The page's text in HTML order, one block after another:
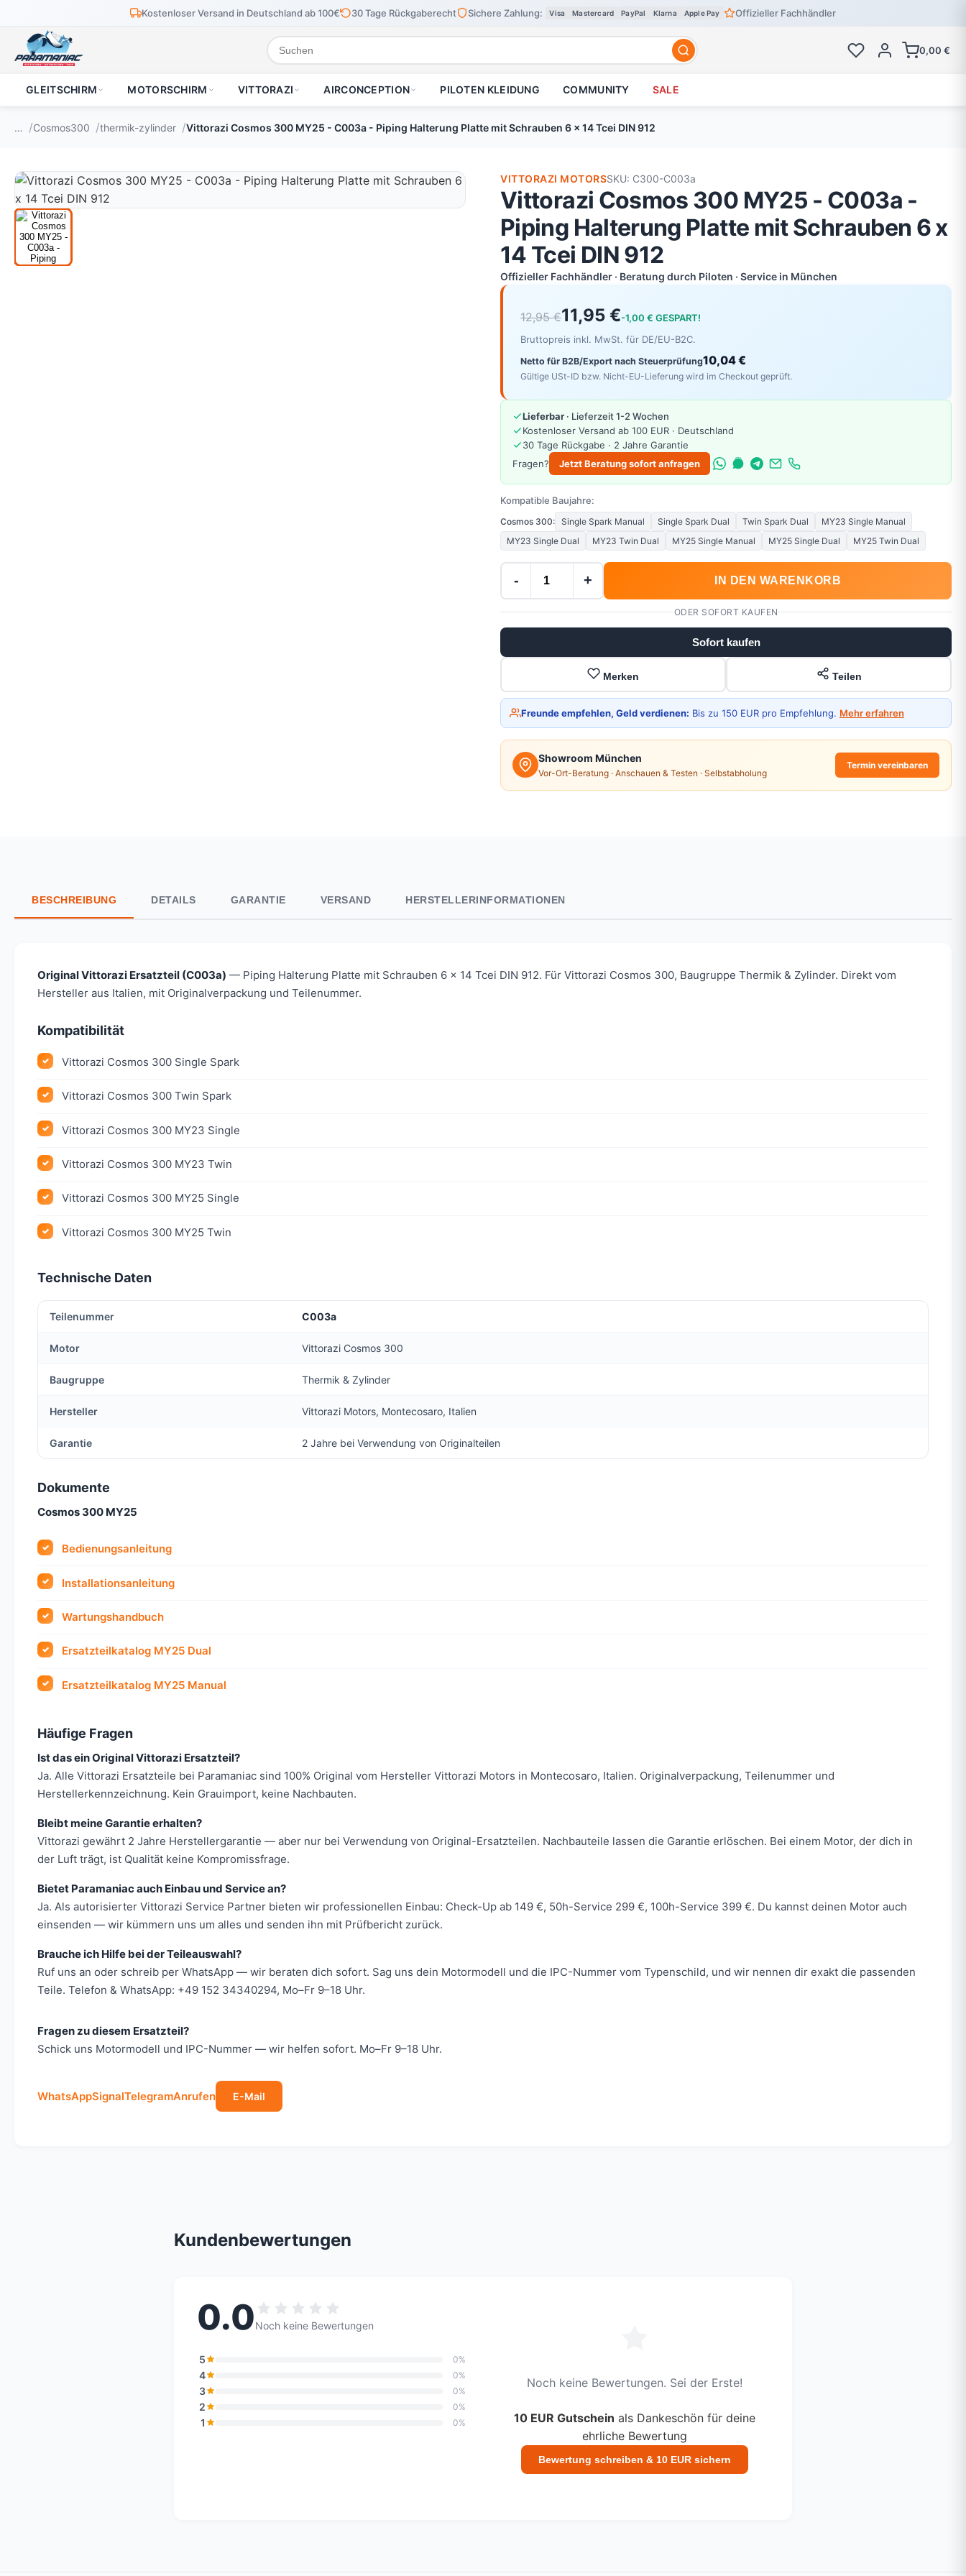
Kostenloser Versand in Deutschland ab 100€ 30 Tage Rückgaberecht Sichere Zahlung: Visa Mastercard PayPal Klarna Apple Pay Offizieller Fachhändler
0,00 €
GLEITSCHIRM MOTORSCHIRM VITTORAZI AIRCONCEPTION PILOTEN KLEIDUNG COMMUNITY SALE
… Cosmos300 thermik-zylinder Vittorazi Cosmos 300 MY25 - C003a - Piping Halterung Platte mit Schrauben 6 x 14 Tcei DIN 912
VITTORAZI MOTORSSKU: C300-C003a
Vittorazi Cosmos 300 MY25 - C003a -
Piping Halterung Platte mit Schrauben 6 x
14 Tcei DIN 912
Offizieller Fachhändler · Beratung durch Piloten · Service in München
12,95 €11,95 €-1,00 € GESPART!
Bruttopreis inkl. MwSt. für DE/EU-B2C.
Netto für B2B/Export nach Steuerprüfung10,04 €
Gültige USt-ID bzw. Nicht-EU-Lieferung wird im Checkout geprüft.
Lieferbar · Lieferzeit 1-2 Wochen
Kostenloser Versand ab 100 EUR · Deutschland
30 Tage Rückgabe · 2 Jahre Garantie
Fragen?
Jetzt Beratung sofort anfragen
Kompatible Baujahre:
Cosmos 300: Single Spark Manual Single Spark Dual Twin Spark Dual
MY23 Single Manual
MY23 Single Dual
MY23 Twin Dual MY25 Single Manual MY25 Single Dual MY25 Twin Dual
- + IN DEN WARENKORB
ODER SOFORT KAUFEN
Sofort kaufen
Merken Teilen
Freunde empfehlen, Geld verdienen: Bis zu 150 EUR pro Empfehlung. Mehr erfahren
Showroom München
Vor-Ort-Beratung · Anschauen & Testen · Selbstabholung
Termin vereinbaren
BESCHREIBUNG DETAILS GARANTIE VERSAND HERSTELLERINFORMATIONEN
Original Vittorazi Ersatzteil (C003a) — Piping Halterung Platte mit Schrauben 6 x 14 Tcei DIN 912. Für Vittorazi Cosmos 300, Baugruppe Thermik & Zylinder. Direkt vom
Hersteller aus Italien, mit Originalverpackung und Teilenummer.
Kompatibilität
Vittorazi Cosmos 300 Single Spark
Vittorazi Cosmos 300 Twin Spark
Vittorazi Cosmos 300 MY23 Single
Vittorazi Cosmos 300 MY23 Twin
Vittorazi Cosmos 300 MY25 Single
Vittorazi Cosmos 300 MY25 Twin
Technische Daten
Teilenummer C003a
Motor Vittorazi Cosmos 300
Baugruppe Thermik & Zylinder
Hersteller Vittorazi Motors, Montecosaro, Italien
Garantie 2 Jahre bei Verwendung von Originalteilen
Dokumente
Cosmos 300 MY25
Bedienungsanleitung
Installationsanleitung
Wartungshandbuch
Ersatzteilkatalog MY25 Dual
Ersatzteilkatalog MY25 Manual
Häufige Fragen
Ist das ein Original Vittorazi Ersatzteil?
Ja. Alle Vittorazi Ersatzteile bei Paramaniac sind 100% Original vom Hersteller Vittorazi Motors in Montecosaro, Italien. Originalverpackung, Teilenummer und
Herstellerkennzeichnung. Kein Grauimport, keine Nachbauten.
Bleibt meine Garantie erhalten?
Vittorazi gewährt 2 Jahre Herstellergarantie — aber nur bei Verwendung von Original-Ersatzteilen. Nachbauteile lassen die Garantie erlöschen. Bei einem Motor, der dich in
der Luft trägt, ist Qualität keine Kompromissfrage.
Bietet Paramaniac auch Einbau und Service an?
Ja. Als autorisierter Vittorazi Service Partner bieten wir professionellen Einbau: Check-Up ab 149 €, 50h-Service 299 €, 100h-Service 399 €. Du kannst deinen Motor auch
einsenden — wir kümmern uns um alles und senden ihn mit Prüfbericht zurück.
Brauche ich Hilfe bei der Teileauswahl?
Ruf uns an oder schreib per WhatsApp — wir beraten dich sofort. Sag uns dein Motormodell und die IPC-Nummer vom Typenschild, und wir nennen dir exakt die passenden
Teile. Telefon & WhatsApp: +49 152 34340294, Mo–Fr 9–18 Uhr.
Fragen zu diesem Ersatzteil?
Schick uns Motormodell und IPC-Nummer — wir helfen sofort. Mo–Fr 9–18 Uhr.
WhatsAppSignalTelegramAnrufen E-Mail
Kundenbewertungen
0.0Noch keine Bewertungen
5 0%
4 0%
3 0%
2 0%
1 0%
Noch keine Bewertungen. Sei der Erste!
10 EUR Gutschein als Dankeschön für deine
ehrliche Bewertung
Bewertung schreiben & 10 EUR sichern